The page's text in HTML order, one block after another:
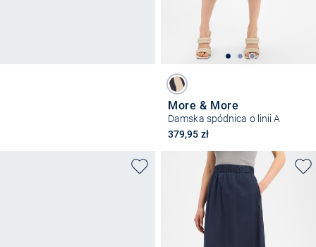
More & More
Damska spódnica o linii A
379,95 zł